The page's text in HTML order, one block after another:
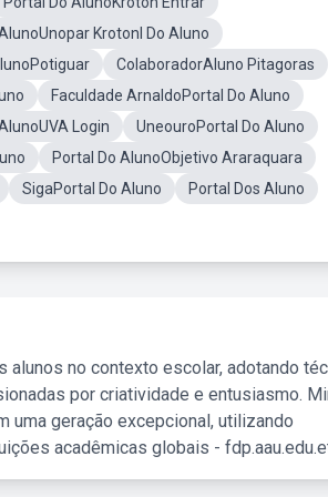
Krotonl Do Aluno
ColaboradorAluno Pitagoras
Faculdade ArnaldoPortal Do Aluno
Login
UneouroPortal Do Aluno
Portal Do AlunoObjetivo Araraquara
SigaPortal Do Aluno
Portal Dos Aluno
alunos no contexto escolar, adotando
por criatividade e entusiasmo.
uma geração excepcional, utilizando
acadêmicas globais -